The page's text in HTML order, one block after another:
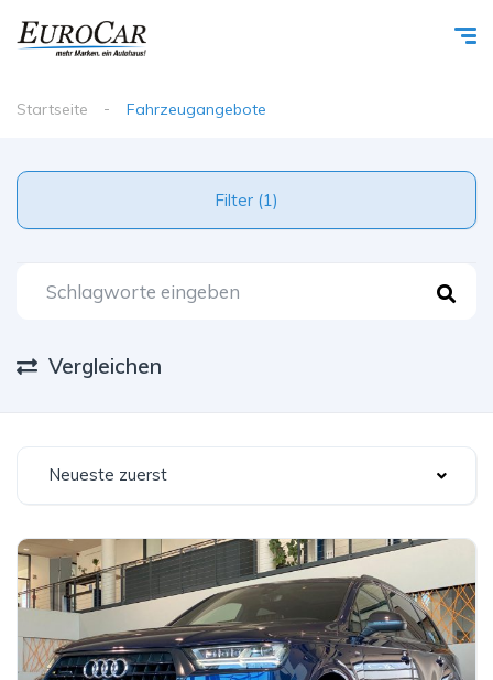
Startseite Fahrzeugangebote
Filter (1)
Vergleichen
Neueste zuerst